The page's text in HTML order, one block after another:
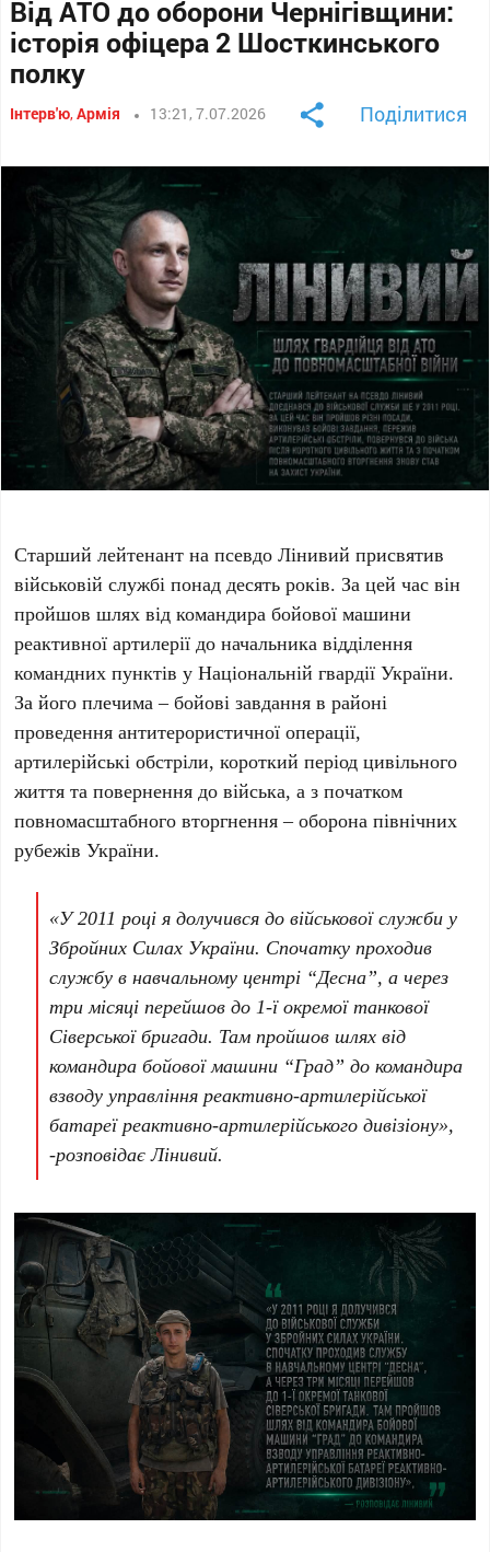
Від АТО до оборони Чернігівщини:
історія офіцера 2 Шосткинського
полку
Інтерв'ю,Армія 13:21, 7.07.2026 Поділитися
Старший лейтенант на псевдо Лінивий присвятив
військовій службі понад десять років. За цей час він
пройшов шлях від командира бойової машини
реактивної артилерії до начальника відділення
командних пунктів у Національній гвардії України.
За його плечима – бойові завдання в районі
проведення антитерористичної операції,
артилерійські обстріли, короткий період цивільного
життя та повернення до війська, а з початком
повномасштабного вторгнення – оборона північних
рубежів України.
«У 2011 році я долучився до військової служби у
Збройних Силах України. Спочатку проходив
службу в навчальному центрі “Десна”, а через
три місяці перейшов до 1-ї окремої танкової
Сіверської бригади. Там пройшов шлях від
командира бойової машини “Град” до командира
взводу управління реактивно-артилерійської
батареї реактивно-артилерійського дивізіону»,
-розповідає Лінивий.